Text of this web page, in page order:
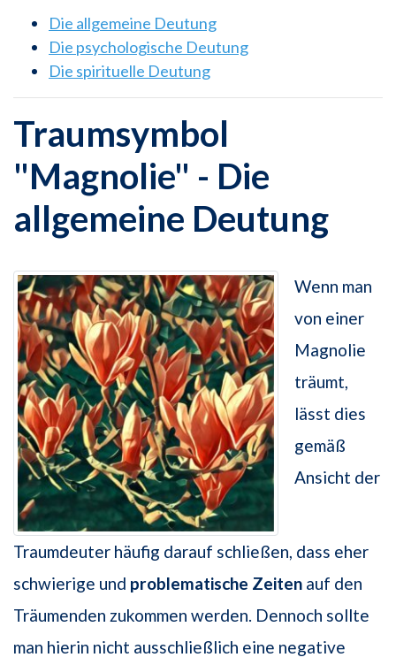
Die allgemeine Deutung
Die psychologische Deutung
Die spirituelle Deutung
Traumsymbol
"Magnolie" - Die
allgemeine Deutung
Wenn man
von einer
Magnolie
träumt,
lässt dies
gemäß
Ansicht der
Traumdeuter häufig darauf schließen, dass eher
schwierige und problematische Zeiten auf den
Träumenden zukommen werden. Dennoch sollte
man hierin nicht ausschließlich eine negative